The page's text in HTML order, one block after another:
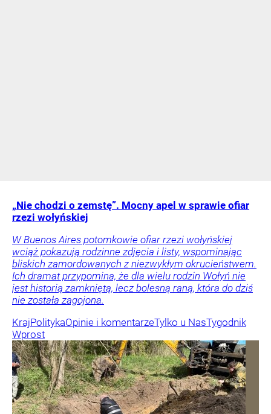
„Nie chodzi o zemstę”. Mocny apel w sprawie ofiar
rzezi wołyńskiej
W Buenos Aires potomkowie ofiar rzezi wołyńskiej
wciąż pokazują rodzinne zdjęcia i listy, wspominając
bliskich zamordowanych z niezwykłym okrucieństwem.
Ich dramat przypomina, że dla wielu rodzin Wołyń nie
jest historią zamkniętą, lecz bolesną raną, która do dziś
nie została zagojona.
KrajPolitykaOpinie i komentarzeTylko u NasTygodnik
Wprost